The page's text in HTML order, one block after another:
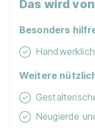
Das wird
Besonders
Weitere
Neugierde